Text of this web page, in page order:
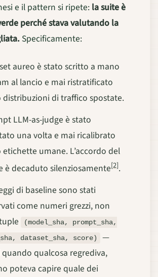
e il pattern si ripete: la suite è
perché stava valutando la
Specificamente:
aureo è stato scritto a mano
al lancio e mai ristratificato
di traffico spostate.
LLM-as-judge è stato
una volta e mai ricalibrato
umane. L’accordo del
è decaduto silenziosamente[2].
di baseline sono stati
come numeri grezzi, non
(model_sha, prompt_sha,
dataset_sha, score)
—
qualcosa regrediva,
poteva capire quale dei